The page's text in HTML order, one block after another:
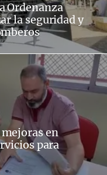
Ordenanza
la seguridad y
mejoras en
para